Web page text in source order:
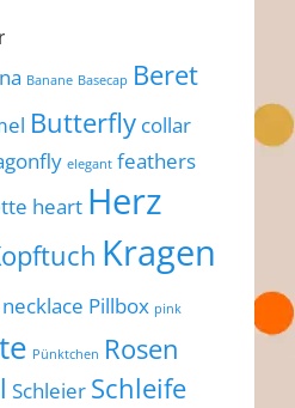
Banane Basecap Beret
Butterfly collar
elegant feathers
heart Herz
Kragen
necklace Pillbox pink
Pünktchen Rosen
Schleier Schleife